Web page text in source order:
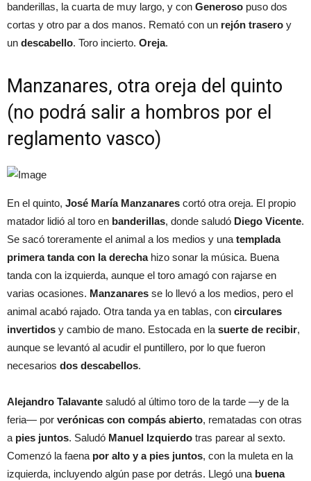
banderillas, la cuarta de muy largo, y con Generoso puso dos
cortas y otro par a dos manos. Remató con un rejón trasero y
un descabello. Toro incierto. Oreja.
Manzanares, otra oreja del quinto
(no podrá salir a hombros por el
reglamento vasco)
En el quinto, José María Manzanares cortó otra oreja. El propio
matador lidió al toro en banderillas, donde saludó Diego Vicente.
Se sacó toreramente el animal a los medios y una templada
primera tanda con la derechahizo sonar la música. Buena
tanda con la izquierda, aunque el toro amagó con rajarse en
varias ocasiones. Manzanares se lo llevó a los medios, pero el
animal acabó rajado. Otra tanda ya en tablas, con circulares
invertidos y cambio de mano. Estocada en la suerte de recibir,
aunque se levantó al acudir el puntillero, por lo que fueron
necesarios dos descabellos.
Alejandro Talavante saludó al último toro de la tarde —y de la
feria— por verónicas con compás abierto, rematadas con otras
a pies juntos. Saludó Manuel Izquierdo tras parear al sexto.
Comenzó la faena por alto y a pies juntos, con la muleta en la
izquierda, incluyendo algún pase por detrás. Llegó una buena